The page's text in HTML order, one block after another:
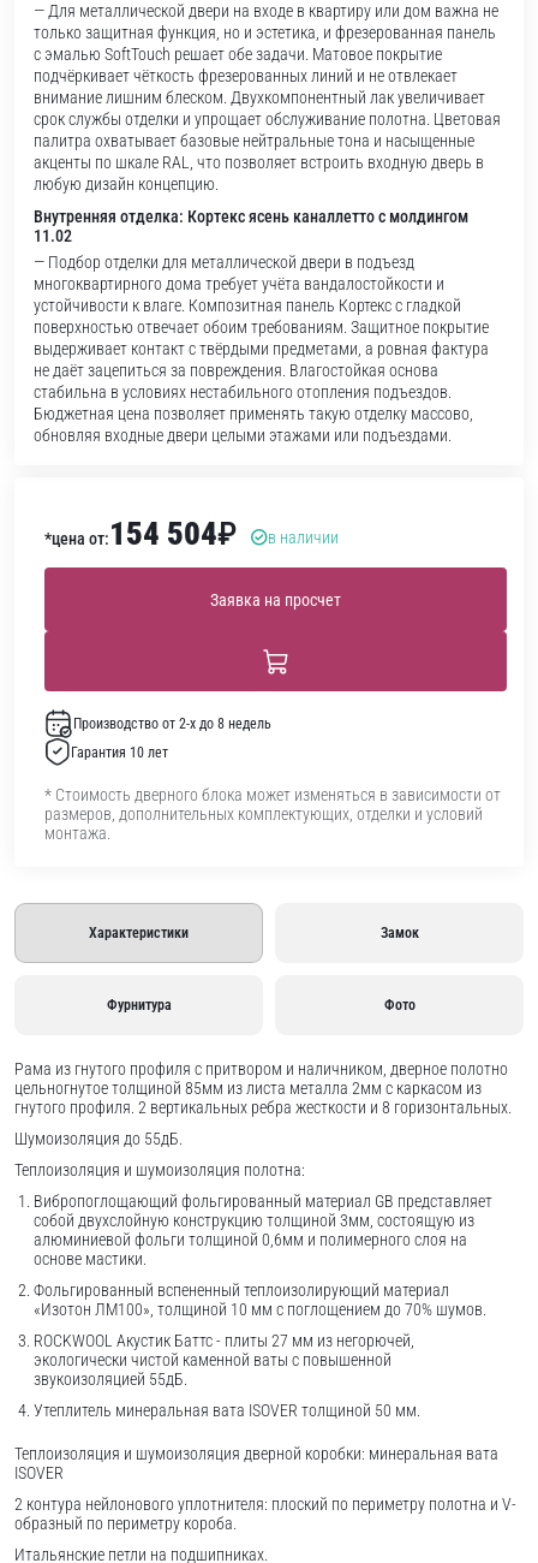
— Для металлической двери на входе в квартиру или дом важна не
только защитная функция, но и эстетика, и фрезерованная панель
с эмалью SoftTouch решает обе задачи. Матовое покрытие
подчёркивает чёткость фрезерованных линий и не отвлекает
внимание лишним блеском. Двухкомпонентный лак увеличивает
срок службы отделки и упрощает обслуживание полотна. Цветовая
палитра охватывает базовые нейтральные тона и насыщенные
акценты по шкале RAL, что позволяет встроить входную дверь в
любую дизайн концепцию.
Внутренняя отделка: Кортекс ясень каналлетто с молдингом
11.02
— Подбор отделки для металлической двери в подъезд
многоквартирного дома требует учёта вандалостойкости и
устойчивости к влаге. Композитная панель Кортекс с гладкой
поверхностью отвечает обоим требованиям. Защитное покрытие
выдерживает контакт с твёрдыми предметами, а ровная фактура
не даёт зацепиться за повреждения. Влагостойкая основа
стабильна в условиях нестабильного отопления подъездов.
Бюджетная цена позволяет применять такую отделку массово,
обновляя входные двери целыми этажами или подъездами.
*цена от:154 504₽ в наличии
Заявка на просчет
Производство от 2-х до 8 недель
Гарантия 10 лет
* Стоимость дверного блока может изменяться в зависимости от
размеров, дополнительных комплектующих, отделки и условий
монтажа.
Характеристики Замок
Фурнитура Фото
Рама из гнутого профиля с притвором и наличником, дверное полотно
цельногнутое толщиной 85мм из листа металла 2мм c каркасом из
гнутого профиля. 2 вертикальных ребра жесткости и 8 горизонтальных.
Шумоизоляция до 55дБ.
Теплоизоляция и шумоизоляция полотна:
Вибропоглощающий фольгированный материал GB представляет
собой двухслойную конструкцию толщиной 3мм, состоящую из
алюминиевой фольги толщиной 0,6мм и полимерного слоя на
основе мастики.
Фольгированный вспененный теплоизолирующий материал
«Изотон ЛМ100», толщиной 10 мм с поглощением до 70% шумов.
ROCKWOOL Акустик Баттс - плиты 27 мм из негорючей,
экологически чистой каменной ваты с повышенной
звукоизоляцией 55дБ.
Утеплитель минеральная вата ISOVER толщиной 50 мм.
Теплоизоляция и шумоизоляция дверной коробки: минеральная вата
ISOVER
2 контура нейлонового уплотнителя: плоский по периметру полотна и V-
образный по периметру короба.
Итальянские петли на подшипниках.